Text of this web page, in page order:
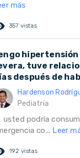
más
357 vistas
tuve
después de
Hardenson
Pediatría
usted podría
co... Leer
192 vistas